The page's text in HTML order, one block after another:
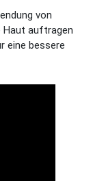
von
Haut auftragen
eine bessere